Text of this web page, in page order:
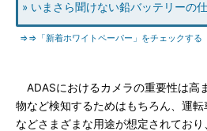
» いまさら聞けない鉛バッテリーの
⇒⇒「新着ホワイトペーパー」をチェックする
ADASにおけるカメラの重要性は高
物など検知するためはもちろん、運
などさまざまな用途が想定されてお